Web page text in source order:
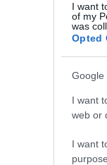
I want
of my
was
Opted
Google
I want
web or
I want